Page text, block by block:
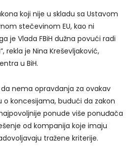
koji nije u skladu sa Ustavom
stečevinom EU, kao ni
je Vlada FBiH dužna povući radi
rekla je Nina Kreševljaković,
u BiH.
nema opravdanja za ovakav
o koncesijama, budući da zakon
ponude više ponuđača
od kompanija koje imaju
tražene kriterije.